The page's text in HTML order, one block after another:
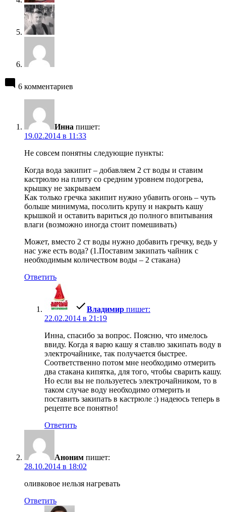
6 комментариев
Инна пишет:
19.02.2014 в 11:33
Не совсем понятны следующие пункты:
Когда вода закипит – добавляем 2 ст воды и ставим
кастрюлю на плиту со средним уровнем подогрева,
крышку не закрываем
Как только гречка закипит нужно убавить огонь – чуть
больше минимума, посолить крупу и накрыть кашу
крышкой и оставить вариться до полного впитывания
влаги (возможно иногда стоит помешивать)
Может, вместо 2 ст воды нужно добавить гречку, ведь у
нас уже есть вода? (1.Поставим закипать чайник с
необходимым количеством воды – 2 стакана)
Ответить
Владимир пишет:
22.02.2014 в 21:19
Инна, спасибо за вопрос. Поясню, что имелось
ввиду. Когда я варю кашу я ставлю закипать воду в
электрочайнике, так получается быстрее.
Соответственно потом мне необходимо отмерить
два стакана кипятка, для того, чтобы сварить кашу.
Но если вы не пользуетесь электрочайником, то в
таком случае воду необходимо отмерить и
поставить закипать в кастрюле :) надеюсь теперь в
рецепте все понятно!
Ответить
Аноним пишет:
28.10.2014 в 18:02
оливковое нельзя нагревать
Ответить